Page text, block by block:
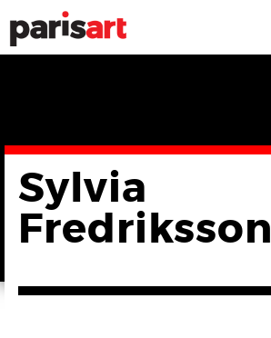
Sylvia
Fredriksson